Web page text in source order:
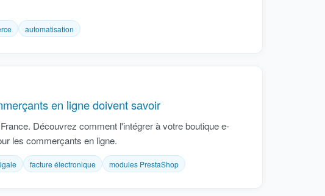
automatisation
en ligne doivent savoir
Découvrez comment l'intégrer à votre boutique e-
les commerçants en ligne.
facture électronique modules PrestaShop